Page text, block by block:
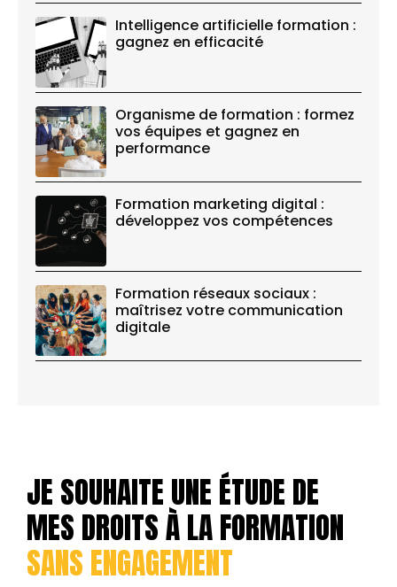
Intelligence artificielle formation :
gagnez en efficacité
Organisme de formation : formez
vos équipes et gagnez en
performance
Formation marketing digital :
développez vos compétences
Formation réseaux sociaux :
maîtrisez votre communication
digitale
JE SOUHAITE UNE ÉTUDE DE
MES DROITS À LA FORMATION
SANS ENGAGEMENT